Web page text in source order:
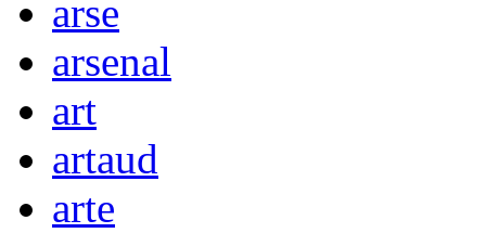
arse
arsenal
art
artaud
arte